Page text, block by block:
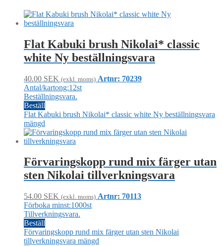
Flat Kabuki brush Nikolai* classic
white Ny beställningsvara
40.00 SEK (exkl. moms) Artnr: 70239
Antal/kartong:12st
Beställningsvara.
Beställ
Flat Kabuki brush Nikolai* classic white Ny beställningsvara
mängd
Förvaringskopp rund mix färger utan
sten Nikolai tillverkningsvara
54.00 SEK (exkl. moms) Artnr: 70113
Förboka minst:1000st
Tillverkningsvara.
Beställ
Förvaringskopp rund mix färger utan sten Nikolai
tillverkningsvara mängd